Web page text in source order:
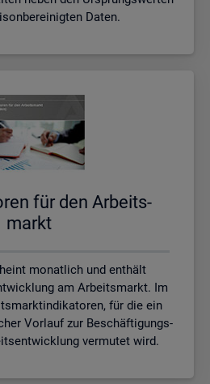
Daten.
für den Ar­beits­
markt
monatlich und enthält
am Arbeitsmarkt. Im
für die ein
Vorlauf zur Beschäftigungs-
vermutet wird.